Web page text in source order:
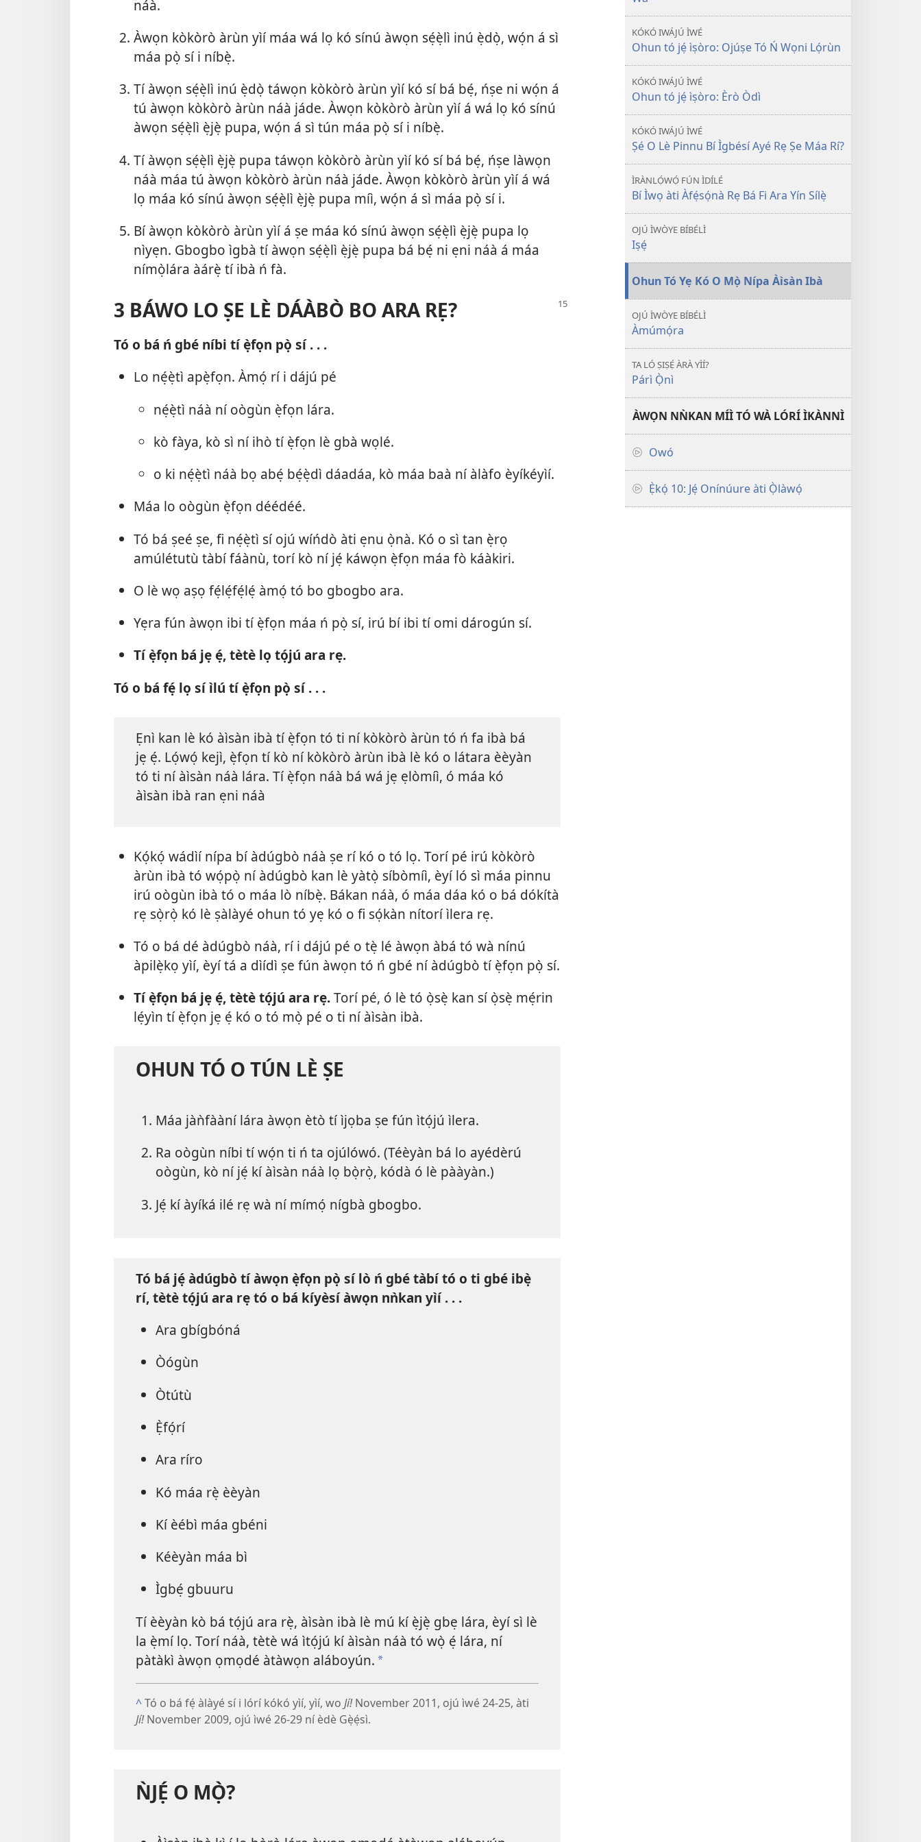
náà.
Àwọn kòkòrò àrùn yìí máa wá lọ kó sínú àwọn sẹ́ẹ̀lì inú ẹ̀dọ̀, wọ́n á sì
máa pọ̀ sí i níbẹ̀.
Tí àwọn sẹ́ẹ̀lì inú ẹ̀dọ̀ táwọn kòkòrò àrùn yìí kó sí bá bẹ́, ńṣe ni wọ́n á
tú àwọn kòkòrò àrùn náà jáde. Àwọn kòkòrò àrùn yìí á wá lọ kó sínú
àwọn sẹ́ẹ̀lì ẹ̀jẹ̀ pupa, wọ́n á sì tún máa pọ̀ sí i níbẹ̀.
Tí àwọn sẹ́ẹ̀lì ẹ̀jẹ̀ pupa táwọn kòkòrò àrùn yìí kó sí bá bẹ́, ńṣe làwọn
náà máa tú àwọn kòkòrò àrùn náà jáde. Àwọn kòkòrò àrùn yìí á wá
lọ máa kó sínú àwọn sẹ́ẹ̀lì ẹ̀jẹ̀ pupa míì, wọ́n á sì máa pọ̀ sí i.
Bí àwọn kòkòrò àrùn yìí á ṣe máa kó sínú àwọn sẹ́ẹ̀lì ẹ̀jẹ̀ pupa lọ
nìyẹn. Gbogbo ìgbà tí àwọn sẹ́ẹ̀lì ẹ̀jẹ̀ pupa bá bẹ́ ni ẹni náà á máa
nímọ̀lára àárẹ̀ tí ibà ń fà.
3 BÁWO LO ṢE LÈ DÁÀBÒ BO ARA RẸ?
Tó o bá ń gbé níbi tí ẹ̀fọn pọ̀ sí . . .
Lo nẹ́ẹ̀tì apẹ̀fọn. Àmọ́ rí i dájú pé
nẹ́ẹ̀tì náà ní oògùn ẹ̀fọn lára.
kò fàya, kò sì ní ihò tí ẹ̀fọn lè gbà wọlé.
o ki nẹ́ẹ̀tì náà bọ abẹ́ bẹ́ẹ̀dì dáadáa, kò máa baà ní àlàfo èyíkéyìí.
Máa lo oògùn ẹ̀fọn déédéé.
Tó bá ṣeé ṣe, fi nẹ́ẹ̀tì sí ojú wíńdò àti ẹnu ọ̀nà. Kó o sì tan ẹ̀rọ
amúlétutù tàbí fáànù, torí kò ní jẹ́ káwọn ẹ̀fọn máa fò káàkiri.
O lè wọ aṣọ fẹ́lẹ́fẹ́lẹ́ àmọ́ tó bo gbogbo ara.
Yẹra fún àwọn ibi tí ẹ̀fọn máa ń pọ̀ sí, irú bí ibi tí omi dárogún sí.
Tí ẹ̀fọn bá jẹ ẹ́, tètè lọ tọ́jú ara rẹ.
Tó o bá fẹ́ lọ sí ìlú tí ẹ̀fọn pọ̀ sí . . .
Ẹnì kan lè kó àìsàn ibà tí ẹ̀fọn tó ti ní kòkòrò àrùn tó ń fa ibà bá
jẹ ẹ́. Lọ́wọ́ kejì, ẹ̀fọn tí kò ní kòkòrò àrùn ibà lè kó o látara èèyàn
tó ti ní àìsàn náà lára. Tí ẹ̀fọn náà bá wá jẹ ẹlòmíì, ó máa kó
àìsàn ibà ran ẹni náà
Kọ́kọ́ wádìí nípa bí àdúgbò náà ṣe rí kó o tó lọ. Torí pé irú kòkòrò
àrùn ibà tó wọ́pọ̀ ní àdúgbò kan lè yàtọ̀ síbòmíì, èyí ló sì máa pinnu
irú oògùn ibà tó o máa lò níbẹ̀. Bákan náà, ó máa dáa kó o bá dókítà
rẹ sọ̀rọ̀ kó lè ṣàlàyé ohun tó yẹ kó o fi sọ́kàn nítorí ìlera rẹ.
Tó o bá dé àdúgbò náà, rí i dájú pé o tẹ̀ lé àwọn àbá tó wà nínú
àpilẹ̀kọ yìí, èyí tá a dìídì ṣe fún àwọn tó ń gbé ní àdúgbò tí ẹ̀fọn pọ̀ sí.
Tí ẹ̀fọn bá jẹ ẹ́, tètè tọ́jú ara rẹ.Torí pé, ó lè tó ọ̀sẹ̀ kan sí ọ̀sẹ̀ mẹ́rin
lẹ́yìn tí ẹ̀fọn jẹ ẹ́ kó o tó mọ̀ pé o ti ní àìsàn ibà.
OHUN TÓ O TÚN LÈ ṢE
Máa jàǹfààní lára àwọn ètò tí ìjọba ṣe fún ìtọ́jú ìlera.
Ra oògùn níbi tí wọ́n ti ń ta ojúlówó. (Téèyàn bá lo ayédèrú
oògùn, kò ní jẹ́ kí àìsàn náà lọ bọ̀rọ̀, kódà ó lè pààyàn.)
Jẹ́ kí àyíká ilé rẹ wà ní mímọ́ nígbà gbogbo.
Tó bá jẹ́ àdúgbò tí àwọn ẹ̀fọn pọ̀ sí lò ń gbé tàbí tó o ti gbé ibẹ̀
rí, tètè tọ́jú ara rẹ tó o bá kíyèsí àwọn nǹkan yìí . . .
Ara gbígbóná
Òógùn
Òtútù
Ẹ̀fọ́rí
Ara ríro
Kó máa rẹ̀ èèyàn
Kí èébì máa gbéni
Kéèyàn máa bì
Ìgbẹ́ gbuuru
Tí èèyàn kò bá tọ́jú ara rẹ̀, àìsàn ibà lè mú kí ẹ̀jẹ̀ gbẹ lára, èyí sì lè
la ẹ̀mí lọ. Torí náà, tètè wá ìtọ́jú kí àìsàn náà tó wọ̀ ẹ́ lára, ní
pàtàkì àwọn ọmọdé àtàwọn aláboyún. *
^Tó o bá fẹ́ àlàyé sí i lórí kókó yìí, yìí, wo Jí!November 2011, ojú ìwé 24-25, àti
Jí!November 2009, ojú ìwé 26-29 ní èdè Gẹ̀ẹ́sì.
ǸJẸ́ O MỌ̀?
KÓKÓ IWÁJÚ ÌWÉ
Ohun tó jẹ́ ìṣòro: Ojúṣe Tó Ń Wọni Lọ́rùn
KÓKÓ IWÁJÚ ÌWÉ
Ohun tó jẹ́ ìṣòro: Èrò Òdì
KÓKÓ IWÁJÚ ÌWÉ
Ṣé O Lè Pinnu Bí Ìgbésí Ayé Rẹ Ṣe Máa Rí?
ÌRÀNLỌ́WỌ́ FÚN ÌDÍLÉ
Bí Ìwọ àti Àfẹ́sọ́nà Rẹ Bá Fi Ara Yín Sílẹ̀
OJÚ ÌWÒYE BÍBÉLÌ
Iṣẹ́
Ohun Tó Yẹ Kó O Mọ̀ Nípa Àìsàn Ibà
OJÚ ÌWÒYE BÍBÉLÌ
Àmúmọ́ra
TA LÓ ṢIṢẸ́ ÀRÀ YÌÍ?
Párì Ọ̀nì
ÀWỌN NǸKAN MÍÌ TÓ WÀ LÓRÍ ÌKÀNNÌ
Owó
Ẹ̀kọ́ 10: Jẹ́ Onínúure àti Ọ̀làwọ́